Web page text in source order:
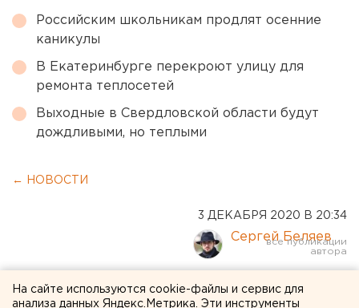
Российским школьникам продлят осенние
каникулы
В Екатеринбурге перекроют улицу для
ремонта теплосетей
Выходные в Свердловской области будут
дождливыми, но теплыми
← НОВОСТИ
3 ДЕКАБРЯ 2020 В 20:34
Сергей Беляев
В Екатеринбурге и
На сайте используются cookie-файлы и сервис для
анализа данных Яндекс.Метрика. Эти инструменты